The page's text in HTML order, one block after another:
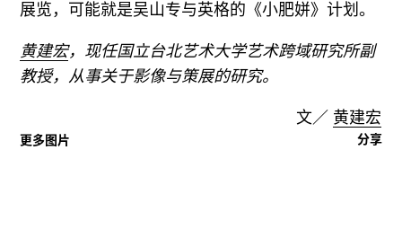
展览，可能就是吴山专与英格的《小肥姘》计划。
黄建宏，现任国立台北艺术大学艺术跨域研究所副
教授，从事关于影像与策展的研究。
文／ 黄建宏
更多图片 分享